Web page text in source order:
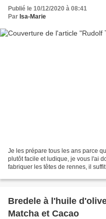
Publié le 10/12/2020 à 08:41
Par Isa-Marie
Je les prépare tous les ans parce
plutôt facile et ludique, je vous l'ai
fabriquer les têtes de rennes, il
Bredele à l'huile
Matcha et Cacao